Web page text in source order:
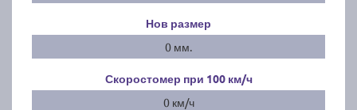
Нов размер
0 мм.
Скоростомер при 100 км/ч
0 км/ч